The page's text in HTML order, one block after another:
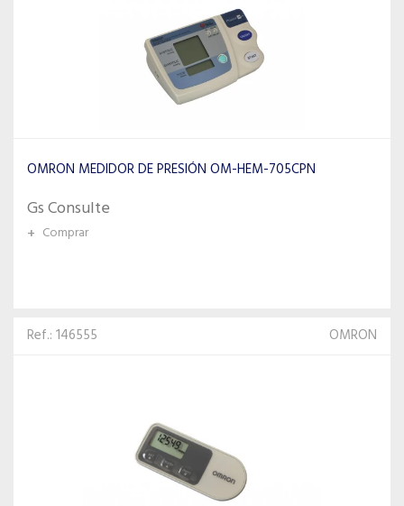
OMRON MEDIDOR DE PRESIÓN OM-HEM-705CPN
Gs Consulte
+ Comprar
Ref.: 146555 OMRON